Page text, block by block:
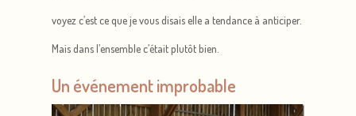
voyez c’est ce que je vous disais elle a tendance à anticiper.
Mais dans l’ensemble c’était plutôt bien.
Un événement improbable